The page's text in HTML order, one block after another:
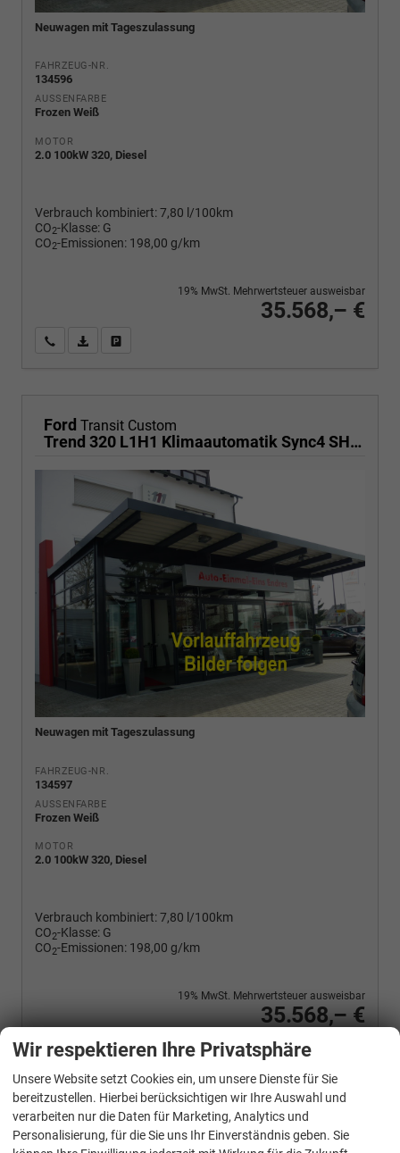
Neuwagen mit Tageszulassung
FAHRZEUG-NR.
134596
AUSSENFARBE
Frozen Weiß
MOTOR
2.0 100kW 320, Diesel
Verbrauch kombiniert:7,80 l/100km
CO2-Klasse: G
CO2-Emissionen: 198,00 g/km
35.568,– €
19% MwSt. Mehrwertsteuer ausweisbar
Wir rufen Sie anPDF-Fahrzeugexposé drucken
Ford Transit Custom
Trend 320 L1H1 Klimaautomatik Sync4 SHZ 2 x Einparkhilfe Kamera 5JG
Neuwagen mit Tageszulassung
FAHRZEUG-NR.
134597
AUSSENFARBE
Frozen Weiß
MOTOR
2.0 100kW 320, Diesel
Verbrauch kombiniert:7,80 l/100km
CO2-Klasse: G
CO2-Emissionen: 198,00 g/km
35.568,– €
19% MwSt. Mehrwertsteuer ausweisbar
Wir rufen Sie an
PDF-Fahrzeugexposé drucken
Fahrzeug drucken, parken oder vergleichen
Ford Transit Custom
Wir respektieren Ihre Privatsphäre
Unsere Website setzt Cookies ein, um unsere Dienste für Sie
bereitzustellen. Hierbei berücksichtigen wir Ihre Auswahl und
verarbeiten nur die Daten für Marketing, Analytics und
Personalisierung, für die Sie uns Ihr Einverständnis geben. Sie